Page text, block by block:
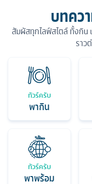
บทคว
สัมผัสทุกไลฟ์สไตล์ ทั้งกิน
ราว
ทัวร์ครับ
พากิน
ทัวร์ครับ
พาพร้อม